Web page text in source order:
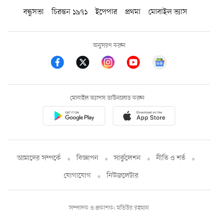
বন্ধুসভা
চিরন্তন ১৯৭১ ইপেপার প্রথমা মোবাইল ভ্যাস
অনুসরণ করুন
মোবাইল অ্যাপস ডাউনলোড করুন
আমাদের সম্পর্কে বিজ্ঞাপন সার্কুলেশন
নীতি ও শর্ত
যোগাযোগ
নিউজলেটার
সম্পাদক ও প্রকাশক: মতিউর রহমান